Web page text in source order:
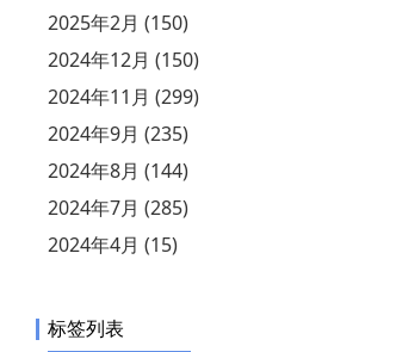
2025年2月 (150)
2024年12月 (150)
2024年11月 (299)
2024年9月 (235)
2024年8月 (144)
2024年7月 (285)
2024年4月 (15)
标签列表